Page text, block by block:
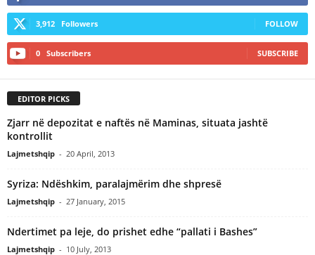
3,912 Followers FOLLOW
0 Subscribers SUBSCRIBE
EDITOR PICKS
Zjarr në depozitat e naftës në Maminas, situata jashtë
kontrollit
Lajmetshqip - 20 April, 2013
Syriza: Ndëshkim, paralajmërim dhe shpresë
Lajmetshqip - 27 January, 2015
Ndertimet pa leje, do prishet edhe “pallati i Bashes”
Lajmetshqip - 10 July, 2013